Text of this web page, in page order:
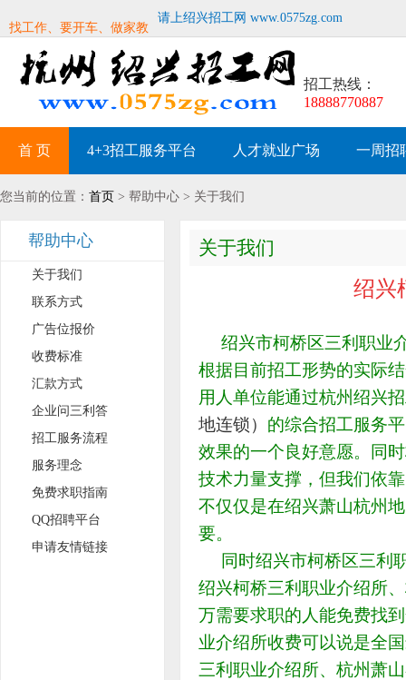
找工作、要开车、做家教 请上绍兴招工网 www.0575zg.com
招工热线：
18888770887
首 页 4+3招工服务平台 人才就业广场 一周招
您当前的位置： 首页 > 帮助中心 > 关于我们
帮助中心
关于我们
联系方式
广告位报价
收费标准
汇款方式
企业问三利答
招工服务流程
服务理念
免费求职指南
QQ招聘平台
申请友情链接
关于我们
绍兴
绍兴市柯桥区三利职业
根据目前招工形势的实际
用人单位能通过杭州绍兴
地连锁） 的综合招工服务
效果的一个良好意愿。同
技术力量支撑，但我们依
不仅仅是在绍兴萧山杭州
要。
同时绍兴市柯桥区三利
绍兴柯桥三利职业介绍所
万需要求职的人能免费找
业介绍所收费可以说是全
三利职业介绍所、杭州萧